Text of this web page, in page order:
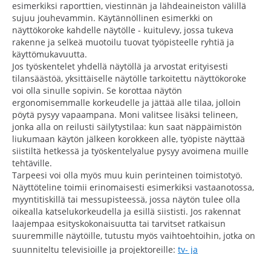
esimerkiksi raporttien, viestinnän ja lähdeaineiston välillä
sujuu jouhevammin. Käytännöllinen esimerkki on
näyttökoroke kahdelle näytölle - kuitulevy, jossa tukeva
rakenne ja selkeä muotoilu tuovat työpisteelle ryhtiä ja
käyttömukavuutta.
Jos työskentelet yhdellä näytöllä ja arvostat erityisesti
tilansäästöä, yksittäiselle näytölle tarkoitettu näyttökoroke
voi olla sinulle sopivin. Se korottaa näytön
ergonomisemmalle korkeudelle ja jättää alle tilaa, jolloin
pöytä pysyy vapaampana. Moni valitsee lisäksi telineen,
jonka alla on reilusti säilytystilaa: kun saat näppäimistön
liukumaan käytön jälkeen korokkeen alle, työpiste näyttää
siistiltä hetkessä ja työskentelyalue pysyy avoimena muille
tehtäville.
Tarpeesi voi olla myös muu kuin perinteinen toimistotyö.
Näyttöteline toimii erinomaisesti esimerkiksi vastaanotossa,
myyntitiskillä tai messupisteessä, jossa näytön tulee olla
oikealla katselukorkeudella ja esillä siististi. Jos rakennat
laajempaa esityskokonaisuutta tai tarvitset ratkaisun
suuremmille näytöille, tutustu myös vaihtoehtoihin, jotka on
suunniteltu televisioille ja projektoreille: tv- ja